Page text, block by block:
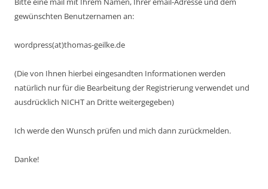
gewünschten Benutzernamen an:
wordpress(at)thomas-geilke.de
(Die von Ihnen hierbei eingesandten Informationen werden
natürlich nur für die Bearbeitung der Registrierung verwendet und
ausdrücklich NICHT an Dritte weitergegeben)
Ich werde den Wunsch prüfen und mich dann zurückmelden.
Danke!